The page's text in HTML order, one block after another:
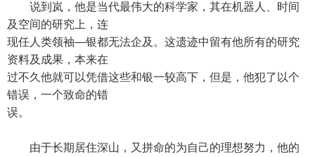
说到岚，他是当代最伟大的科学家，其在机器人、时间
及空间的研究上，连
现任人类领袖—银都无法企及。这遗迹中留有他所有的研究
资料及成果，本来在
过不久他就可以凭借这些和银一较高下，但是，他犯了以个
错误，一个致命的错
误。
由于长期居住深山，又拼命的为自己的理想努力，他的